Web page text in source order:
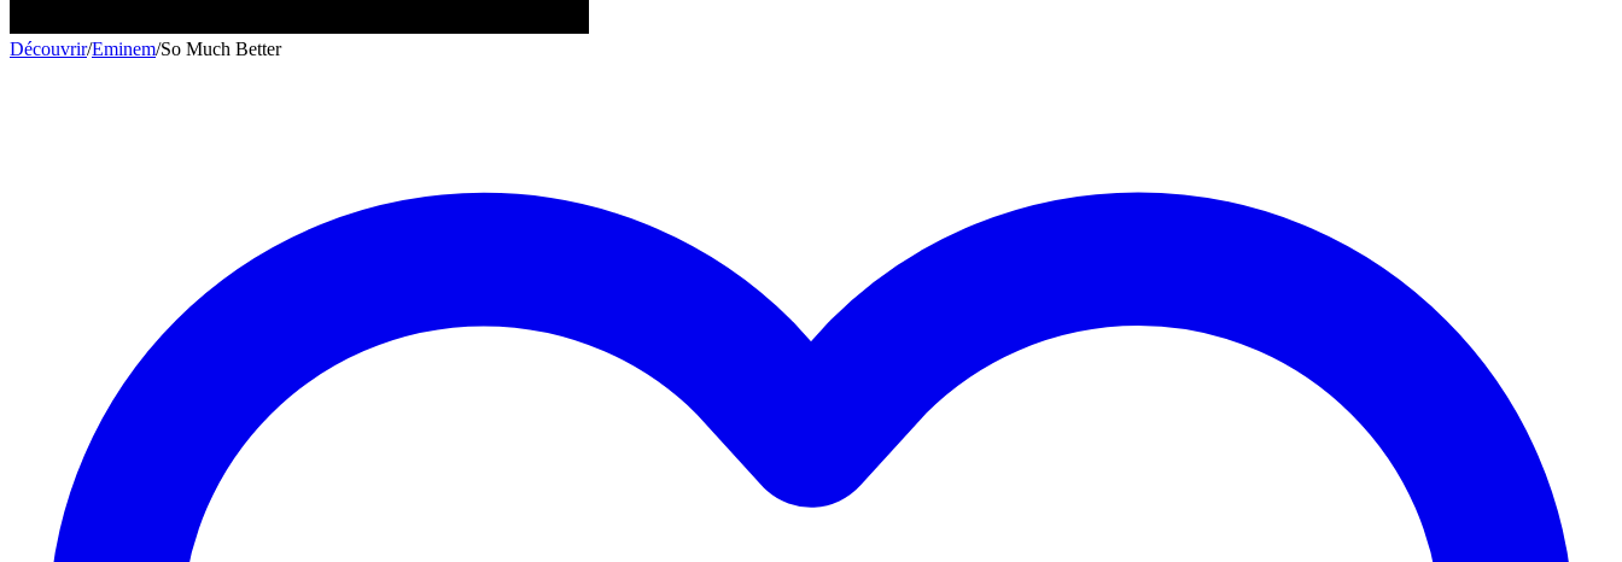
Découvrir/Eminem/So Much Better